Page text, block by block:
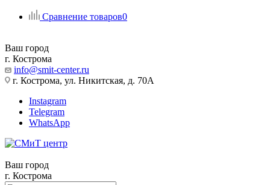
Сравнение товаров0
Ваш город
г. Кострома
info@smit-center.ru
г. Кострома, ул. Никитская, д. 70А
Instagram
Telegram
WhatsApp
Ваш город
г. Кострома